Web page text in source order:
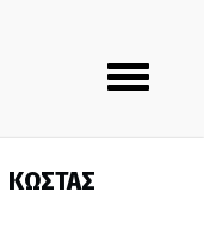
Toggle
navigation
ΚΩΣΤΑΣ